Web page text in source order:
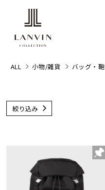
ALL 小物/雑貨 バッグ・鞄
絞り込み